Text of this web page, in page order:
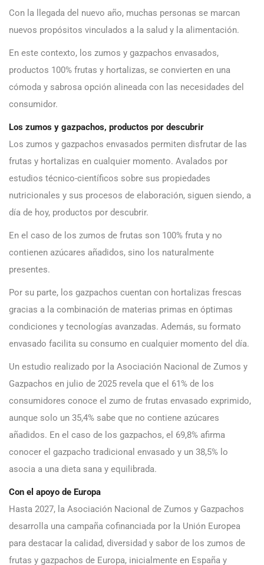
Con la llegada del nuevo año, muchas personas se marcan
nuevos propósitos vinculados a la salud y la alimentación.
En este contexto, los zumos y gazpachos envasados,
productos 100% frutas y hortalizas, se convierten en una
cómoda y sabrosa opción alineada con las necesidades del
consumidor.
Los zumos y gazpachos, productos por descubrir
Los zumos y gazpachos envasados permiten disfrutar de las
frutas y hortalizas en cualquier momento. Avalados por
estudios técnico-científicos sobre sus propiedades
nutricionales y sus procesos de elaboración, siguen siendo, a
día de hoy, productos por descubrir.
En el caso de los zumos de frutas son 100% fruta y no
contienen azúcares añadidos, sino los naturalmente
presentes.
Por su parte, los gazpachos cuentan con hortalizas frescas
gracias a la combinación de materias primas en óptimas
condiciones y tecnologías avanzadas. Además, su formato
envasado facilita su consumo en cualquier momento del día.
Un estudio realizado por la Asociación Nacional de Zumos y
Gazpachos en julio de 2025 revela que el 61% de los
consumidores conoce el zumo de frutas envasado exprimido,
aunque solo un 35,4% sabe que no contiene azúcares
añadidos. En el caso de los gazpachos, el 69,8% afirma
conocer el gazpacho tradicional envasado y un 38,5% lo
asocia a una dieta sana y equilibrada.
Con el apoyo de Europa
Hasta 2027, la Asociación Nacional de Zumos y Gazpachos
desarrolla una campaña cofinanciada por la Unión Europea
para destacar la calidad, diversidad y sabor de los zumos de
frutas y gazpachos de Europa, inicialmente en España y